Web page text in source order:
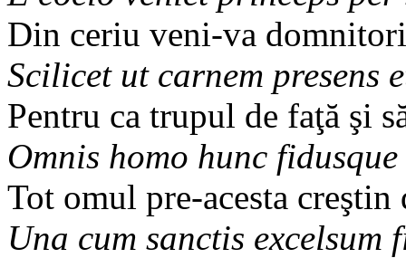
Din ceriu veni-va
Scilicet ut carnem presens
Pentru ca trupul de faţă şi
Omnis homo hunc
Tot omul pre-acesta
Una cum sanctis excelsum